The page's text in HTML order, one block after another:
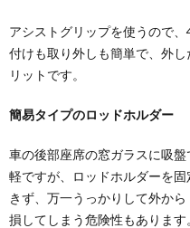
アシストグリップを使うので
付けも取り外しも簡単で、外
リットです。
簡易タイプのロッドホルダー
車の後部座席の窓ガラスに吸
軽ですが、ロッドホルダーを
きず、万一うっかりして外か
損してしまう危険性もあります